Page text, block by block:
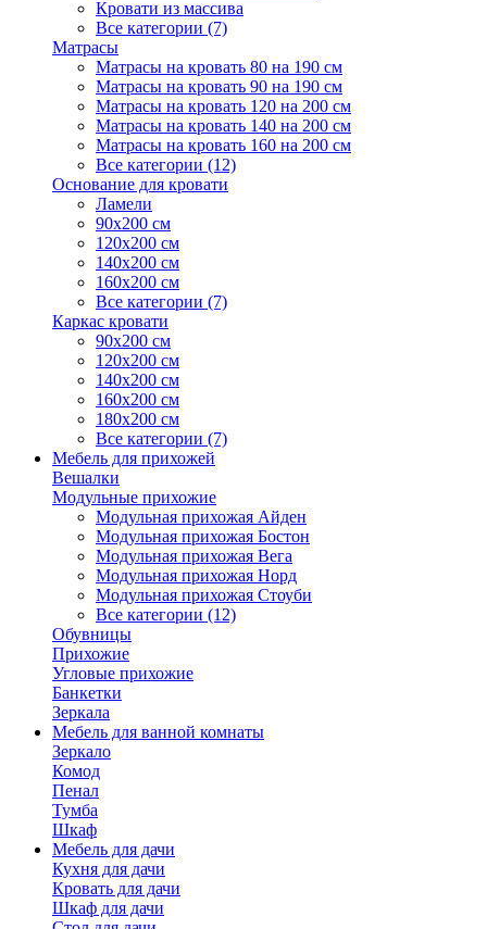
Кровати из массива
Все категории (7)
Матрасы
Матрасы на кровать 80 на 190 см
Матрасы на кровать 90 на 190 см
Матрасы на кровать 120 на 200 см
Матрасы на кровать 140 на 200 см
Матрасы на кровать 160 на 200 см
Все категории (12)
Основание для кровати
Ламели
90х200 см
120х200 см
140х200 см
160х200 см
Все категории (7)
Каркас кровати
90х200 см
120х200 см
140х200 см
160х200 см
180х200 см
Все категории (7)
Мебель для прихожей
Вешалки
Модульные прихожие
Модульная прихожая Айден
Модульная прихожая Бостон
Модульная прихожая Вега
Модульная прихожая Норд
Модульная прихожая Стоуби
Все категории (12)
Обувницы
Прихожие
Угловые прихожие
Банкетки
Зеркала
Мебель для ванной комнаты
Зеркало
Комод
Пенал
Тумба
Шкаф
Мебель для дачи
Кухня для дачи
Кровать для дачи
Шкаф для дачи